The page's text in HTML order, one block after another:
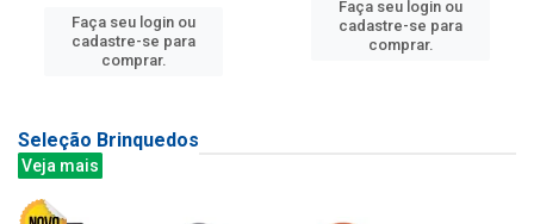
Faça seu login ou
cadastre-se para
comprar.
Faça seu login ou
cadastre-se para
comprar.
Seleção Brinquedos
Veja mais